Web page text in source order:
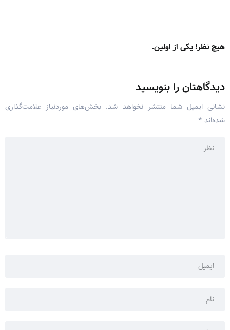
هیچ نظر! یکی از اولین.
دیدگاهتان را بنویسید
نشانی ایمیل شما منتشر نخواهد شد. بخش‌های موردنیاز علامت‌گذاری
شده‌اند *